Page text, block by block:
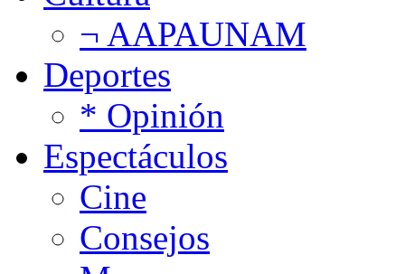
¬ AAPAUNAM
Deportes
* Opinión
Espectáculos
Cine
Consejos